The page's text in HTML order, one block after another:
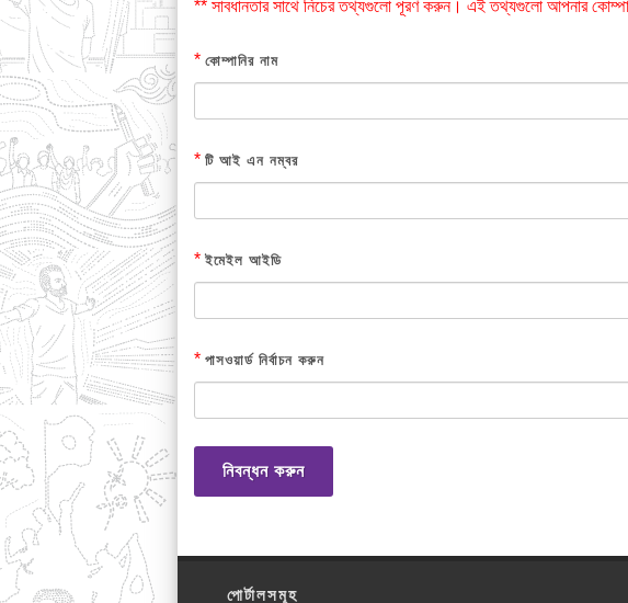
** সাবধানতার সাথে নিচের তথ্যগুলো পূরণ করুন। এই তথ্যগুলো আপনার
* কোম্পানির নাম
* টি আই এন নম্বর
* ইমেইল আইডি
* পাসওয়ার্ড নির্বাচন করুন
নিবন্ধন করুন
পোর্টালসমূহ